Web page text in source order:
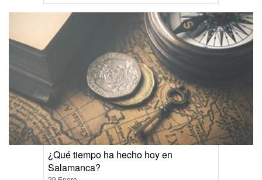
¿Qué tiempo ha hecho hoy en
Salamanca?